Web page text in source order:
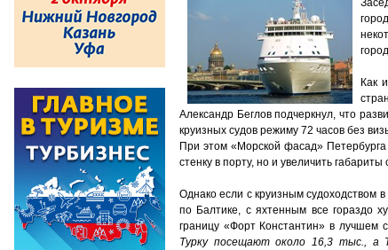
Как
Александр Беглов подчеркнул, что
круизных судов режиму 72 часов без
При этом «Морской фасад»
стенку в порту, но и увеличить
Однако если с круизным судоходством
по Балтике, с яхтенным все гораздо
границу «Форт Константин» в лучшем
Турку посещают около 16,3 тыс., а